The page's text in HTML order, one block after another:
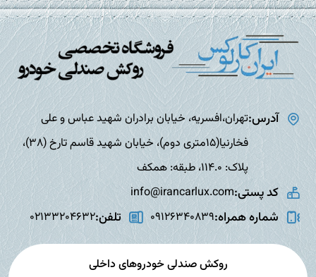
آدرس:تهران،افسریه، خیابان برادران شهید عباس و علی
فخارنیا(15متری دوم)، خیابان شهید قاسم تارخ (38)،
پلاک: 114.0، طبقه: همکف
کد پستی:info@irancarlux.com
شماره همراه:09126340839 تلفن:02133204632
روکش صندلی خودروهای داخلی